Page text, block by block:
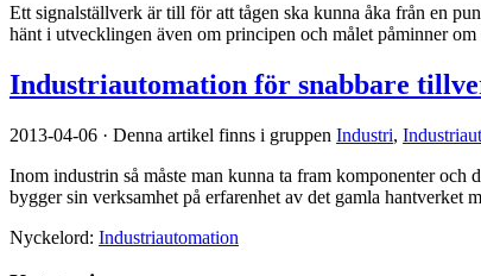
Ett signalställverk är till för att tågen ska kunna åka från en
hänt i utvecklingen även om principen och målet påminner
Industriautomation för snabbare
2013-04-06 · Denna artikel finns i gruppen Industri,
Inom industrin så måste man kunna ta fram komponenter och
bygger sin verksamhet på erfarenhet av det gamla hantverket
Nyckelord: Industriautomation